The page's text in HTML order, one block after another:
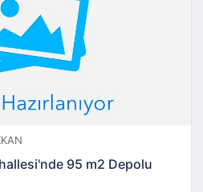
95 m2 Depolu